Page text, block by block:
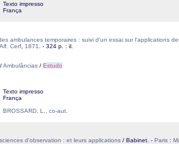
Texto impresso
França
ambulances temporaires : suivi d'un essai sur l'applications
Alf. Cerf 1871
. - 324 p. : il.
/Ambulâncias / Estudo
Texto impresso
França
BROSSARD, L., co-aut.
d'observation : et leurs applications / Babinet. - Paris :